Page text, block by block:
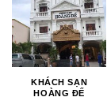
KHÁCH SẠN
HOÀNG ĐẾ